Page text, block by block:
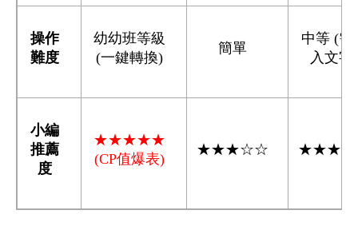
操作
難度
幼幼班等級
(一鍵轉換)
簡單
中等 (需
入文字)
小編
推薦
度
★★★★★
(CP值爆表)
★★★☆☆